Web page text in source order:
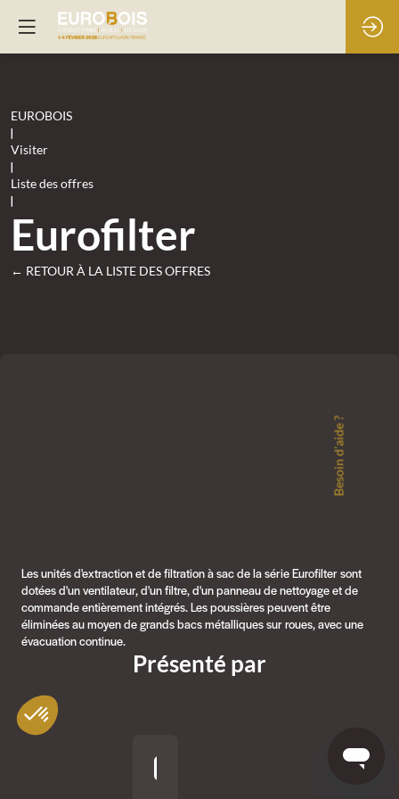
EUROBOIS
|
Visiter
|
Liste des offres
|
Eurofilter
← RETOUR À LA LISTE DES OFFRES
Les unités d'extraction et de filtration à sac de la série Eurofilter sont
dotées d'un ventilateur, d'un filtre, d'un panneau de nettoyage et de
commande entièrement intégrés. Les poussières peuvent être
éliminées au moyen de grands bacs métalliques sur roues, avec une
évacuation continue.
Présenté par
Besoin d'aide ?